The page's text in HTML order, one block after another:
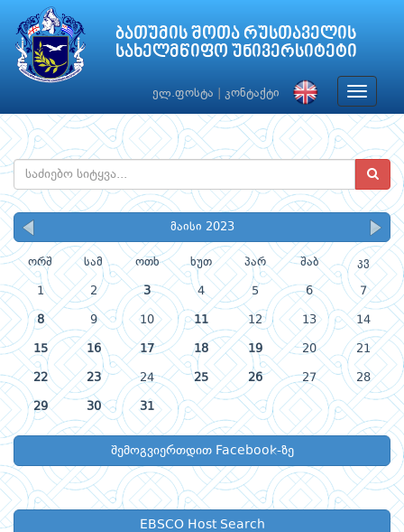
ბათუმის შოთა რუსთაველის
სახელმწიფო უნივერსიტეტი
ელ.ფოსტა კონტაქტი
Toggle
მაისი 2023
ორშ სამ ოთხ ხუთ პარ შაბ კვ
1 2 3 4 5 6 7
8 9 10 11 12 13 14
15 16 17 18 19 20 21
22 23 24 25 26 27 28
29 30 31
შემოგვიერთდით Facebook-ზე
EBSCO Host Search